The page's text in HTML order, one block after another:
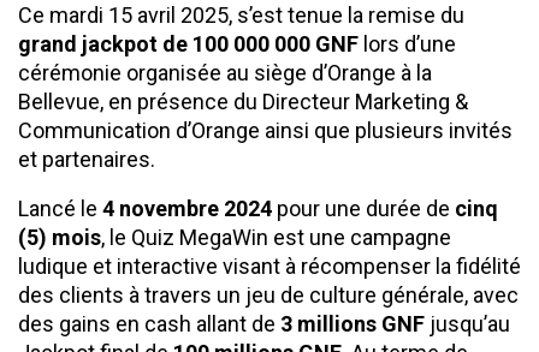
Ce mardi 15 avril 2025, s’est tenue la remise du
grand jackpot de 100 000 000 GNF lors d’une
cérémonie organisée au siège d’Orange à la
Bellevue, en présence du Directeur Marketing &
Communication d’Orange ainsi que plusieurs invités
et partenaires.
Lancé le 4 novembre 2024 pour une durée de cinq
(5) mois, le Quiz MegaWin est une campagne
ludique et interactive visant à récompenser la fidélité
des clients à travers un jeu de culture générale, avec
des gains en cash allant de 3 millions GNF jusqu’au